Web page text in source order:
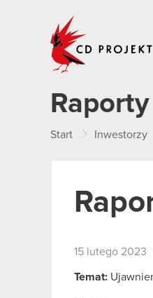
Start Inwestorzy
15 lutego 2023
Temat: